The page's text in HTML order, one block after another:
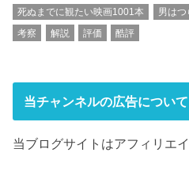
死ぬまでに観たい映画1001本
男はつ
考察
解説 評価 酷評
当チャンネルの広告について
当ブログサイトはアフィリエ